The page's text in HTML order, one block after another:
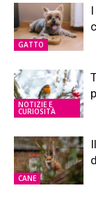
GATTO
NOTIZIE E
CURIOSITÀ
CANE